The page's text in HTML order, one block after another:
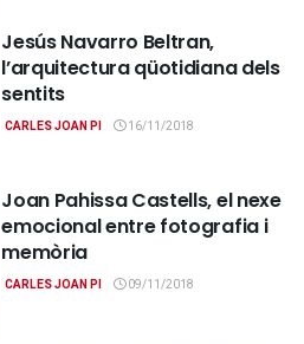
Jesús Navarro Beltran,
l’arquitectura qüotidiana dels
sentits
CARLES JOAN PI 16/11/2018
Joan Pahissa Castells, el nexe
emocional entre fotografia i
memòria
CARLES JOAN PI 09/11/2018